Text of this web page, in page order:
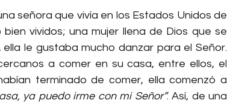
señora que vivía en los Estados Unidos de
vividos; una mujer llena de Dios que se
le gustaba mucho danzar para el Señor.
a comer en su casa, entre ellos, el
terminado de comer, ella comenzó a
ya puedo irme con mi Señor”. Así, de una